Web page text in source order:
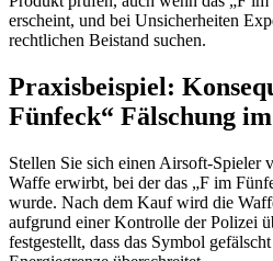
erscheint, und bei Unsicherheiten
rechtlichen Beistand suchen.
Praxisbeispiel:
Fünfeck“ Fälschung
Stellen Sie sich einen Airsoft-Spieler
Waffe erwirbt, bei der das „F im
wurde. Nach dem Kauf wird die
aufgrund einer Kontrolle der Polizei
festgestellt, dass das Symbol